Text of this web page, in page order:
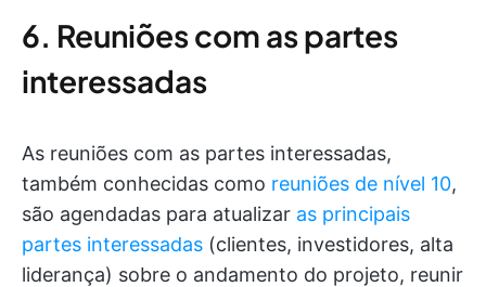
6. Reuniões com as partes
interessadas
As reuniões com as partes interessadas,
também conhecidas como reuniões de nível 10,
são agendadas para atualizar as principais
partes interessadas (clientes, investidores, alta
liderança) sobre o andamento do projeto, reunir